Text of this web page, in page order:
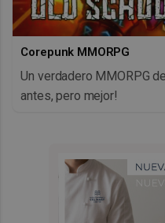
Corepunk MMORPG
Un verdadero MMORPG
antes, pero mejor!